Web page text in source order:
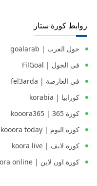
روابط كورة ستار
جول العرب | goalarab
فى الجول | FilGoal
في العارضة | fel3arda
كورابيا | korabia
كورة 365 | kooora365
كورة اليوم | kooora today
كورة لايف | koora live
كورة اون لاين | kora online